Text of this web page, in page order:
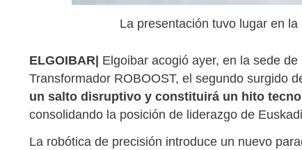
La presentación tuvo lugar en
ELGOIBAR| Elgoibar acogió ayer, en la sede
Transformador ROBOOST, el segundo surgido
un salto disruptivo y constituirá un hito
consolidando la posición de liderazgo de
La robótica de precisión introduce un nuevo